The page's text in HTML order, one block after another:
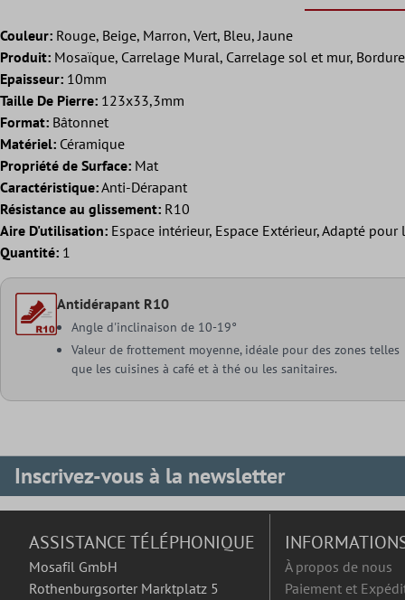
Couleur: Rouge, Beige, Marron, Vert, Bleu, Jaune
Produit: Mosaïque, Carrelage Mural, Carrelage sol et mur, Bordure
Epaisseur: 10mm
Taille De Pierre: 123x33,3mm
Format: Bâtonnet
Matériel: Céramique
Propriété de Surface: Mat
Caractéristique:Anti-Dérapant
Résistance au glissement: R10
Aire D'utilisation: Espace intérieur, Espace Extérieur, Adapté
Quantité: 1
Antidérapant R10
Angle d'inclinaison de 10-19°
Valeur de frottement moyenne, idéale pour des zones telles
que les cuisines à café et à thé ou les sanitaires.
Inscrivez-vous à la newsletter
ASSISTANCE TÉLÉPHONIQUE
Mosafil GmbH
Rothenburgsorter Marktplatz 5
À propos de nous
Paiement et